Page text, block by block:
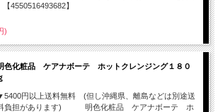
4550516493682】
)
色化粧品 ケアナボーテ ホットクレンジング１８０
円以上送料無料 (但し沖縄県、離島などは別途送
負担があります) 明色化粧品 ケアナボーテ ホ